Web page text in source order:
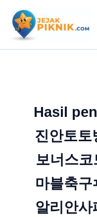
konten
Hasil
진안토
보너스
마블축
알리안사